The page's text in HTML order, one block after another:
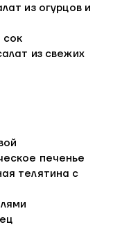
из огурцов и
сок
из свежих
печенье
телятина с